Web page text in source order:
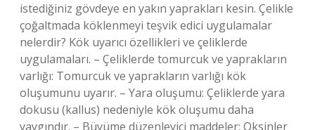
istediğiniz gövdeye en yakın yaprakları kesin. Çelikle
çoğaltmada köklenmeyi teşvik edici uygulamalar
nelerdir? Kök uyarıcı özellikleri ve çeliklerde
uygulamaları. – Çeliklerde tomurcuk ve yaprakların
varlığı: Tomurcuk ve yaprakların varlığı kök
oluşumunu uyarır. – Yara oluşumu: Çeliklerde yara
dokusu (kallus) nedeniyle kök oluşumu daha
yaygındır. – Büyüme düzenleyici maddeler: Oksinler